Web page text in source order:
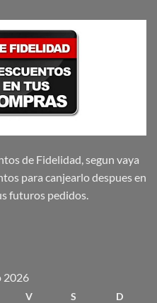
de Fidelidad, segun vaya
para canjearlo despues en
futuros pedidos.
2026
V S
D